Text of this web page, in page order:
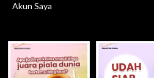
Akun Saya